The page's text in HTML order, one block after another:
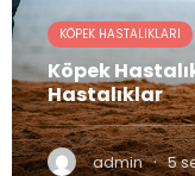
KÖPEK HASTALIKLARI
Köpek
Hastalıklar
admin · 5